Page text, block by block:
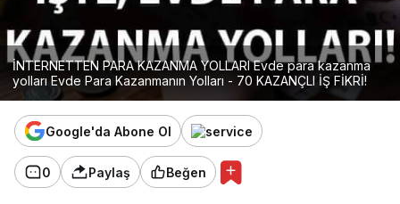
İNTERNETTEN PARA KAZANMA YOLLARI Evde para kazanma
yolları Evde Para Kazanmanın Yolları - 70 KAZANÇLI İŞ FİKRİ!
Google'da Abone Ol
0 Paylaş Beğen